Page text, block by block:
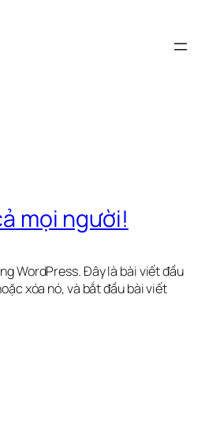
mọi người!
WordPress. Đây là bài viết đầu
xóa nó, và bắt đầu bài viết